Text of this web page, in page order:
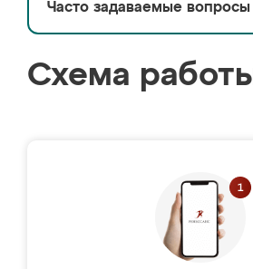
Часто задаваемые вопросы
Схема